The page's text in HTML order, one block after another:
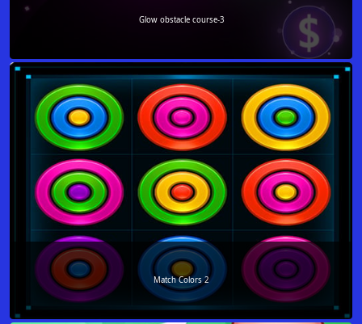
Glow obstacle course-3
Match Colors 2